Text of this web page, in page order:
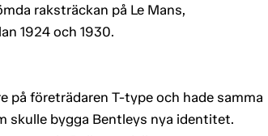
raksträckan på Le Mans,
1924 och 1930.
på företrädaren T-type och hade samma
skulle bygga Bentleys nya identitet.